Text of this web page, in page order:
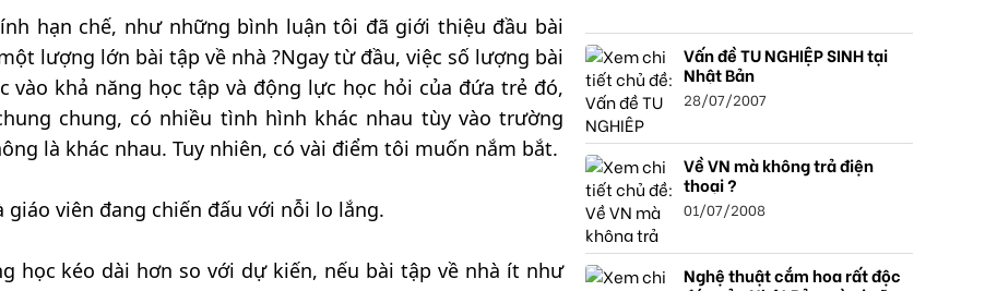
hạn chế, như những bình luận tôi đã giới thiệu đầu bài
lượng lớn bài tập về nhà ?Ngay từ đầu, việc số lượng bài
vào khả năng học tập và động lực học hỏi của đứa trẻ đó,
chung, có nhiều tình hình khác nhau tùy vào trường
là khác nhau. Tuy nhiên, có vài điểm tôi muốn nắm bắt.
viên đang chiến đấu với nỗi lo lắng.
học kéo dài hơn so với dự kiến, nếu bài tập về nhà ít như
Vấn đề TU NGHIỆP SINH tại
Nhật Bản
28/07/2007
Về VN mà không trả điện
thoại ?
01/07/2008
Nghệ thuật cắm hoa rất độc